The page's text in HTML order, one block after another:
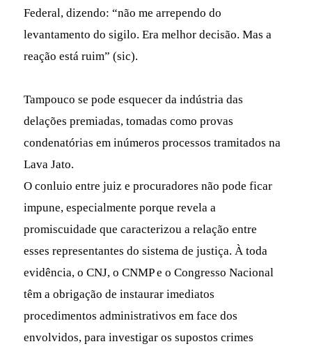
Federal, dizendo: “não me arrependo do
levantamento do sigilo. Era melhor decisão. Mas a
reação está ruim” (sic).
Tampouco se pode esquecer da indústria das
delações premiadas, tomadas como provas
condenatórias em inúmeros processos tramitados na
Lava Jato.
O conluio entre juiz e procuradores não pode ficar
impune, especialmente porque revela a
promiscuidade que caracterizou a relação entre
esses representantes do sistema de justiça. À toda
evidência, o CNJ, o CNMP e o Congresso Nacional
têm a obrigação de instaurar imediatos
procedimentos administrativos em face dos
envolvidos, para investigar os supostos crimes